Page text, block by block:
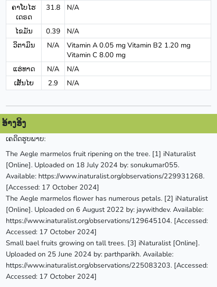
ຄາໂບໄຮ
ເດຣດ
31.8 N/A
ໄຂມັນ 0.39
N/A
ວິຕາມິນ
N/A
Vitamin A 0.05 mg Vitamin B2 1.20 mg
Vitamin C 8.00 mg
ແຮ່ທາດ
N/A
N/A
ເສັ້ນໄຍ
2.9 N/A
ອ້າງອິງ
ເຄດິດຮູບພາບ:
The Aegle marmelos fruit ripening on the tree. [1] iNaturalist
[Online]. Uploaded on 18 July 2024 by: sonukumar055.
Available: https://www.inaturalist.org/observations/229931268.
[Accessed: 17 October 2024]
The Aegle marmelos flower has numerous petals. [2] iNaturalist
[Online]. Uploaded on 6 August 2022 by: jaywithdev. Available:
https://www.inaturalist.org/observations/129645104. [Accessed:
Accessed: 17 October 2024]
Small bael fruits growing on tall trees. [3] iNaturalist [Online].
Uploaded on 25 June 2024 by: parthparikh. Available:
https://www.inaturalist.org/observations/225083203. [Accessed:
Accessed: 17 October 2024]